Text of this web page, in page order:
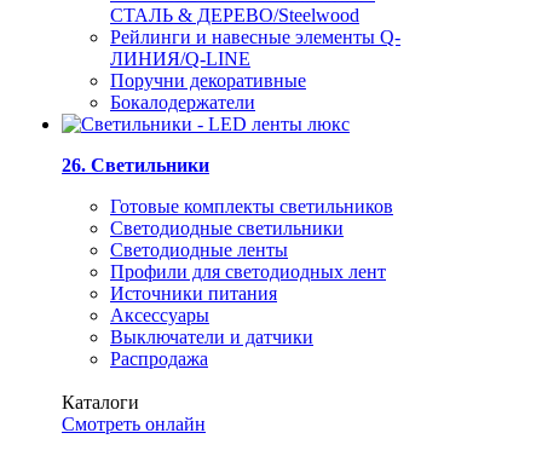
СТАЛЬ & ДЕРЕВО/Steelwood
Рейлинги и навесные элементы Q-
ЛИНИЯ/Q-LINE
Поручни декоративные
Бокалодержатели
26. Светильники
Готовые комплекты светильников
Светодиодные светильники
Светодиодные ленты
Профили для светодиодных лент
Источники питания
Аксессуары
Выключатели и датчики
Распродажа
Каталоги
Смотреть онлайн